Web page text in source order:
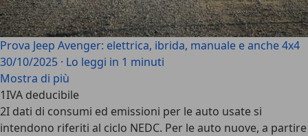
Prova Jeep Avenger: elettrica, ibrida, manuale e anche 4x4
30/10/2025 · Lo leggi in 1 minuti
Mostra di più
1IVA deducibile
2I dati di consumi ed emissioni per le auto usate si
intendono riferiti al ciclo NEDC. Per le auto nuove, a partire